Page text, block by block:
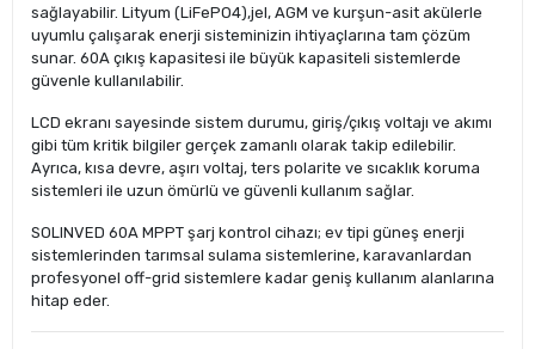
sağlayabilir. Lityum (LiFePO4),jel, AGM ve kurşun-asit akülerle
uyumlu çalışarak enerji sisteminizin ihtiyaçlarına tam çözüm
sunar. 60A çıkış kapasitesi ile büyük kapasiteli sistemlerde
güvenle kullanılabilir.
LCD ekranı sayesinde sistem durumu, giriş/çıkış voltajı ve akımı
gibi tüm kritik bilgiler gerçek zamanlı olarak takip edilebilir.
Ayrıca, kısa devre, aşırı voltaj, ters polarite ve sıcaklık koruma
sistemleri ile uzun ömürlü ve güvenli kullanım sağlar.
SOLINVED 60A MPPT şarj kontrol cihazı; ev tipi güneş enerji
sistemlerinden tarımsal sulama sistemlerine, karavanlardan
profesyonel off-grid sistemlere kadar geniş kullanım alanlarına
hitap eder.